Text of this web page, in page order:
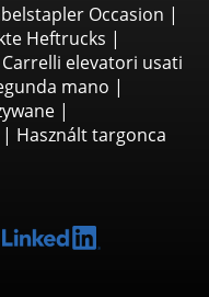
Occasion |
Heftrucks |
Carrelli elevatori usati
mano |
|
| Használt targonca